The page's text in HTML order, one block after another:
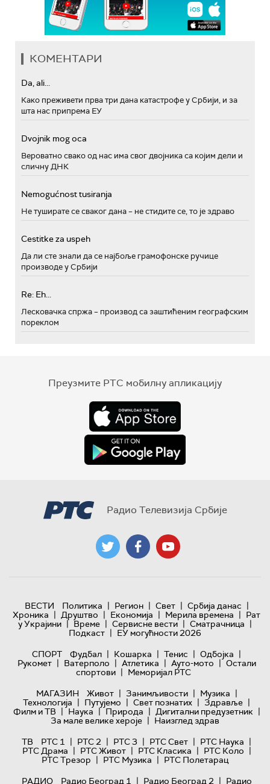
КОМЕНТАРИ
Da, ali...
Како преживети прва три дана катастрофе у Србији, и за
шта нас припрема ЕУ
Dvojnik mog oca
Вероватно свако од нас има свог двојника са којим дели и
сличну ДНК
Nemogućnost tusiranja
Не туширате се сваког дана – не стидите се, то је здраво
Cestitke za uspeh
Да ли сте знали да се најбоље грамофонске ручице
производе у Србији
Re: Eh...
Лесковачка спржа – производ са заштићеним географским
пореклом
Преузмите РТС мобилну апликацију
Радио Телевизија Србије
ВЕСТИ Политика | Регион | Свет | Србија данас |
Хроника | Друштво | Економија | Мерила времена | Рат
у Украјини | Време | Сервисне вести | Сматрачница |
Подкаст | ЕУ могућности 2026
СПОРТ
Фудбал | Кошарка | Тенис | Одбојка |
Рукомет | Ватерполо | Атлетика | Ауто-мото | Остали
спортови | Меморијал РТС
МАГАЗИН
Живот | Занимљивости | Музика |
Технологијa | Путујемо | Свет познатих | Здравље |
Филм и ТВ | Наука | Природа | Дигитални предузетник |
За мале велике хероје | Наизглед здрав
ТВ
РТС 1 | РТС 2 | РТС 3 | РТС Свет | РТС Наука |
РТС Драма | РТС Живот | РТС Класика | РТС Коло |
РТС Трезор | РТС Музика | РТС Полетарац
РАДИО
Радио Београд 1 | Радио Београд 2 | Радио